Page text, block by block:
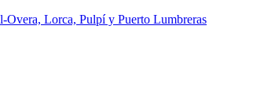
Lorca, Pulpí y Puerto Lumbreras